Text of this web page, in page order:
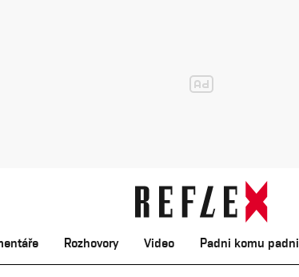
Rozhovory Video Padni komu padni